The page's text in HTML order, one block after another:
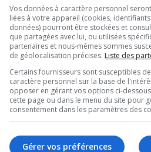
de la publication et de la
communications et
Vos données à caractère personnel
liées à votre appareil (cookies,
données) pourront être stockées et
que partagées avec lui, ou utilisées
partenaires et nous-mêmes sommes
de géolocalisation précises. Liste des
Certains fournisseurs sont susceptibles
caractère personnel sur la base de
opposer en gérant vos options ci-
cette page ou dans le menu du site pour
consentement dans les paramètres des
Gérer vos préférences